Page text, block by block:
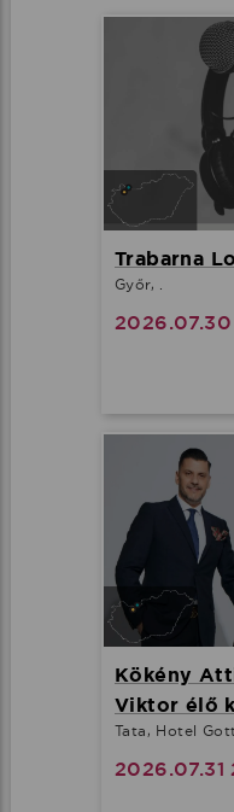
Trabarna
Győr, .
2026.07.30
Kökény
Viktor élő
Tata, Hotel
2026.07.31